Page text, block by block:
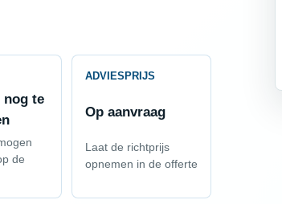
nog te
de
ADVIESPRIJS
Op aanvraag
Laat de richtprijs
opnemen in de offerte